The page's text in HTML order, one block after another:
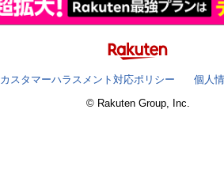
カスタマーハラスメント対応ポリシー
個人
© Rakuten Group, Inc.